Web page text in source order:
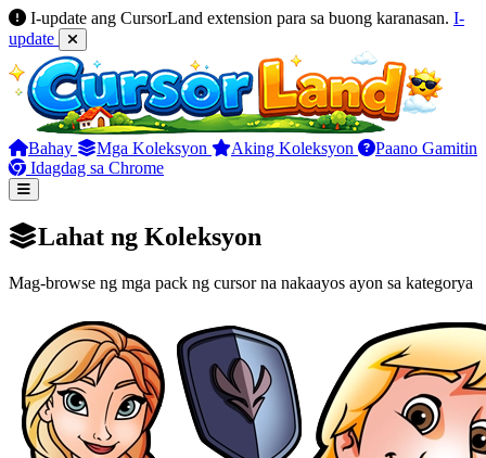
I-update ang CursorLand extension para sa buong karanasan. I-
update
Bahay Mga Koleksyon Aking Koleksyon
Paano Gamitin
Idagdag sa Chrome
Lahat ng Koleksyon
Mag-browse ng mga pack ng cursor na nakaayos ayon sa kategorya